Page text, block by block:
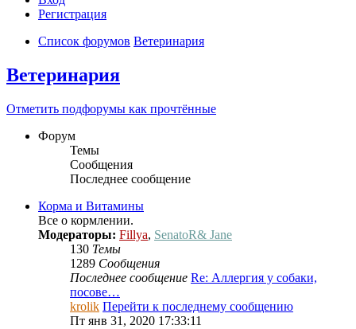
Регистрация
Список форумов Ветеринария
Ветеринария
Отметить подфорумы как прочтённые
Форум
Темы
Сообщения
Последнее сообщение
Корма и Витамины
Все о кормлении.
Модераторы: Fillya, SenatoR& Jane
130 Темы
1289 Сообщения
Последнее сообщение Re: Аллергия у собаки,
посове…
krolik Перейти к последнему сообщению
Пт янв 31, 2020 17:33:11